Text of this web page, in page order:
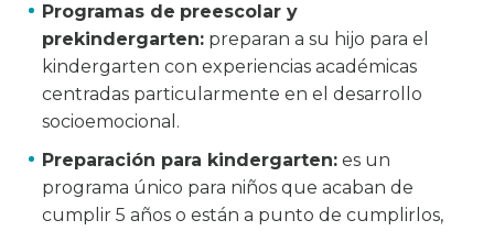
Programas de preescolar y
prekindergarten: preparan a su hijo para el
kindergarten con experiencias académicas
centradas particularmente en el desarrollo
socioemocional.
Preparación para kindergarten: es un
programa único para niños que acaban de
cumplir 5 años o están a punto de cumplirlos,